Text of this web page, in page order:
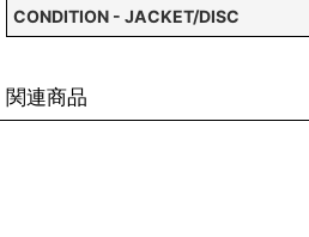
CONDITION - JACKET/DISC
関連商品